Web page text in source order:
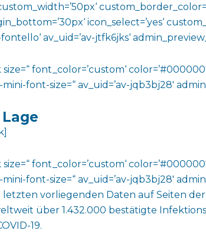
icon_select=’yes‘
av_uid=’av-jtfk6jks‘
font_color=’custom‘
font-size=“ av_uid=’av-jqb3bj28′
font_color=’custom‘
font-size=“ av_uid=’av-jqb3bj28′
vorliegenden Daten auf Seiten
über 1.432.000 bestätigte
19.